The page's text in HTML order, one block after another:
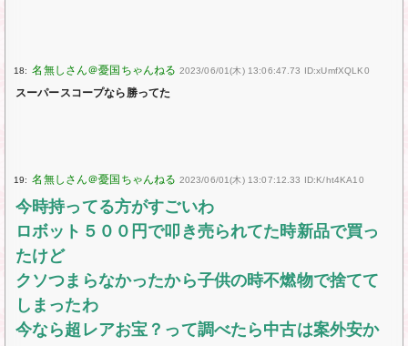
18: 2023/06/01(木) 13:06:47.73 ID:xUmfXQLK0
スーパースコープなら勝ってた
19: 2023/06/01(木) 13:07:12.33 ID:K/ht4KA10
今時持ってる方がすごいわ
ロボット５００円で叩き売られてた時新品で買っ
たけど
クソつまらなかったから子供の時不燃物で捨てて
しまったわ
今なら超レアお宝？って調べたら中古は案外安か